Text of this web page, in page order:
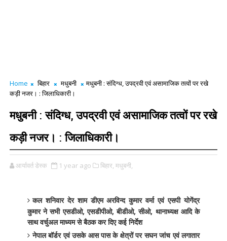
Home बिहार मधुबनी
मधुबनी : संदिग्ध, उपद्रवी एवं असामाजिक तत्वों पर रखे
कड़ी नजर। : जिलाधिकारी।
मधुबनी : संदिग्ध, उपद्रवी एवं असामाजिक तत्वों पर रखे
कड़ी नजर। : जिलाधिकारी।
आर्यावर्त डेस्क 1 year ago बिहार, मधुबनी,
कल शनिवार देर शाम डीएम अरविन्द कुमार वर्मा एवं एसपी योगेंद्र
कुमार ने सभी एसडीओ, एसडीपीओ, बीडीओ, सीओ, थानाध्यक्ष आदि के
साथ वर्चुअल माध्यम से बैठक कर दिए कई निर्देश
नेपाल बॉर्डर एवं उसके आस पास के क्षेत्रों पर सघन जांच एवं लगातार